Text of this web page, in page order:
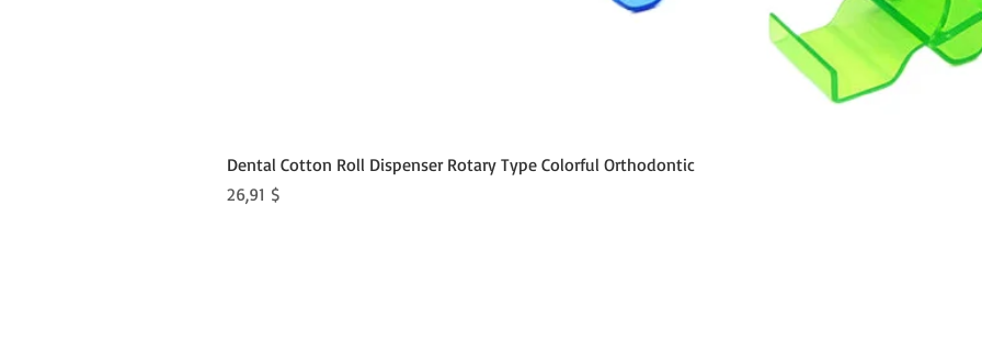
Schnellansicht
Dental Cotton Roll Dispenser Rotary Type Colorful Orthodontic
Preis
26,91 $